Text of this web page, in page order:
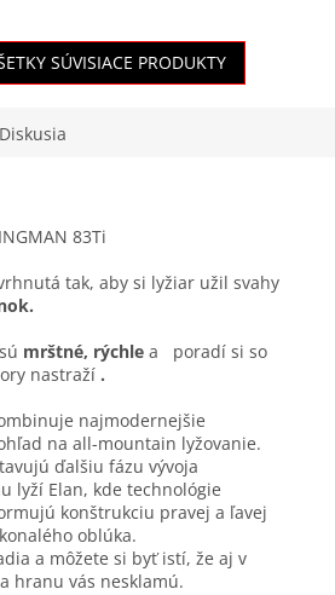
SÚVISIACE PRODUKTY
Diskusia
83Ti
tak, aby si lyžiar užil svahy
mrštné, rýchle a
poradí si so
nastraží .
najmodernejšie
na all-mountain lyžovanie.
ďalšiu fázu vývoja
lyží Elan, kde technológie
konštrukciu pravej a ľavej
oblúka.
a môžete si byť istí, že aj v
hranu vás nesklamú.